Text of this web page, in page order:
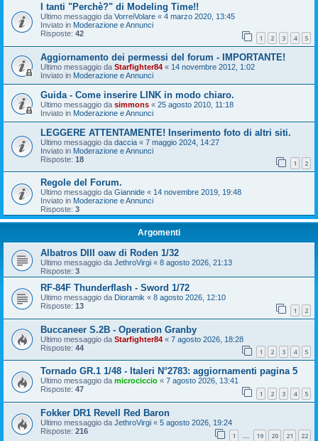
I tanti "Perchè?" di Modeling Time!!
Ultimo messaggio da VorreiVolare « 4 marzo 2020, 13:45
Inviato in Moderazione e Annunci
Risposte: 42 1 2 3 4 5
Aggiornamento dei permessi del forum - IMPORTANTE!
Ultimo messaggio da Starfighter84 « 14 novembre 2012, 1:02
Inviato in Moderazione e Annunci
Guida - Come inserire LINK in modo chiaro.
Ultimo messaggio da simmons « 25 agosto 2010, 11:18
Inviato in Moderazione e Annunci
LEGGERE ATTENTAMENTE! Inserimento foto di altri siti.
Ultimo messaggio da daccia « 7 maggio 2024, 14:27
Inviato in Moderazione e Annunci
Risposte: 18 1 2
Regole del Forum.
Ultimo messaggio da Giannide « 14 novembre 2019, 19:48
Inviato in Moderazione e Annunci
Risposte: 3
Argomenti
Albatros DIII oaw di Roden 1/32
Ultimo messaggio da JethroVirgi « 8 agosto 2026, 21:13
Risposte: 3
RF-84F Thunderflash - Sword 1/72
Ultimo messaggio da Dioramik « 8 agosto 2026, 12:10
Risposte: 13 1 2
Buccaneer S.2B - Operation Granby
Ultimo messaggio da Starfighter84 « 7 agosto 2026, 18:28
Risposte: 44 1 2 3 4 5
Tornado GR.1 1/48 - Italeri N°2783: aggiornamenti pagina 5
Ultimo messaggio da microciccio « 7 agosto 2026, 13:41
Risposte: 47 1 2 3 4 5
Fokker DR1 Revell Red Baron
Ultimo messaggio da JethroVirgi « 5 agosto 2026, 19:24
Risposte: 216 1 … 19 20 21 22